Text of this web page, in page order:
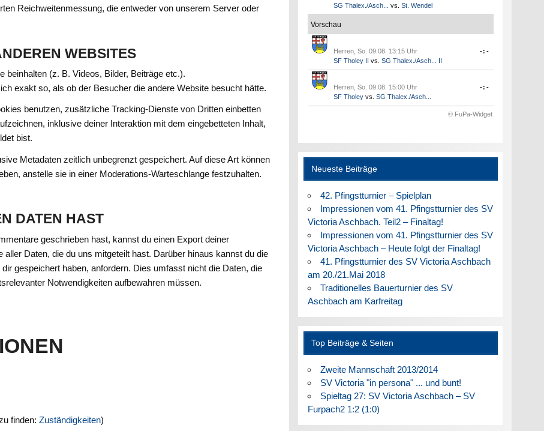
Reichweitenmessung, die entweder von unserem Server oder
WEBSITES
beinhalten (z. B. Videos, Bilder, Beiträge etc.).
exakt so, als ob der Besucher die andere Website besucht hätte.
benutzen, zusätzliche Tracking-Dienste von Dritten einbetten
inklusive deiner Interaktion mit dem eingebetteten Inhalt,
bist.
Metadaten zeitlich unbegrenzt gespeichert. Auf diese Art können
anstelle sie in einer Moderations-Warteschlange festzuhalten.
DATEN HAST
geschrieben hast, kannst du einen Export deiner
Daten, die du uns mitgeteilt hast. Darüber hinaus kannst du die
gespeichert haben, anfordern. Dies umfasst nicht die Daten, die
Notwendigkeiten aufbewahren müssen.
finden:Zuständigkeiten)
SG Thalex./Asch...
vs. St. Wendel
Vorschau
Herren, So. 09.08. 13:15 Uhr
SF Tholey II vs. SG Thalex./Asch... II
-:-
Herren, So. 09.08. 15:00 Uhr
SF Tholeyvs. SG Thalex./Asch...
-:-
© FuPa-Widget
Neueste Beiträge
42. Pfingstturnier – Spielplan
Impressionen vom 41. Pfingstturnier des SV
Victoria Aschbach. Teil2 – Finaltag!
Impressionen vom 41. Pfingstturnier des SV
Victoria Aschbach – Heute folgt der Finaltag!
41. Pfingstturnier des SV Victoria Aschbach
am 20./21.Mai 2018
Traditionelles Bauerturnier des SV
Aschbach am Karfreitag
Top Beiträge & Seiten
Zweite Mannschaft 2013/2014
SV Victoria "in persona" ... und bunt!
Spieltag 27: SV Victoria Aschbach – SV
Furpach2 1:2 (1:0)